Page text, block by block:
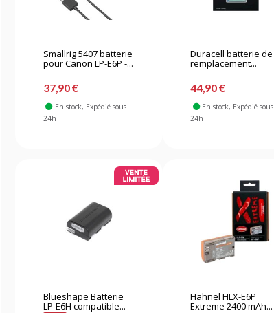
Smallrig 5407 batterie
pour Canon LP-E6P -...
37,90 €
En stock, Expédié sous
24h
Duracell batterie de
remplacement...
44,90 €
En stock, Expédié sous
24h
Blueshape Batterie
LP-E6H compatible...
Hähnel HLX-E6P
Extreme 2400 mAh...